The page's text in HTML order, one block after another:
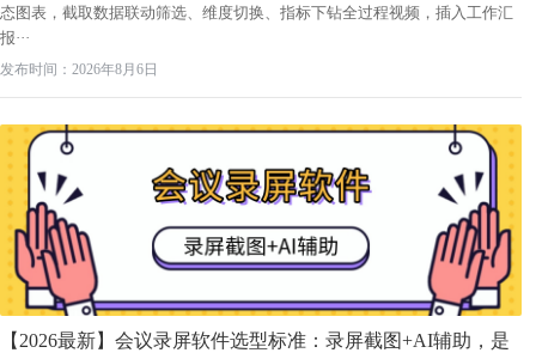
态图表，截取数据联动筛选、维度切换、指标下钻全过程视频，插入工作汇
报···
发布时间：2026年8月6日
【2026最新】会议录屏软件选型标准：录屏截图+AI辅助，是